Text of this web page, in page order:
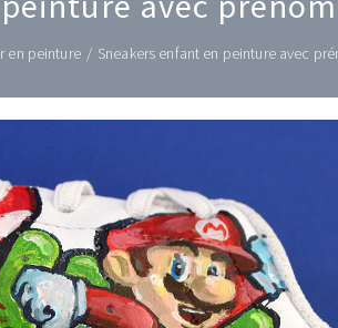
en peinture / Sneakers enfant en peinture avec